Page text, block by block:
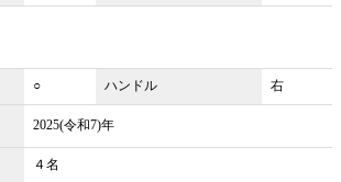
○ ハンドル
右
2025(令和7)年
４名